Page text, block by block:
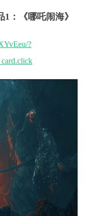
1： 《哪吒闹海》
?